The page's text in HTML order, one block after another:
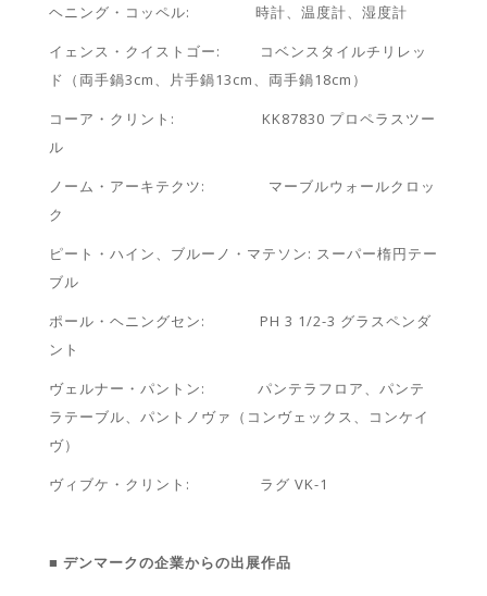
ヘニング・コッペル: 時計、温度計、湿度計
イェンス・クイストゴー: コベンスタイルチリレッ
ド（両手鍋3cm、片手鍋13cm、両手鍋18cm）
コーア・クリント: KK87830 プロペラスツー
ル
ノーム・アーキテクツ: マーブルウォールクロッ
ク
ピート・ハイン、ブルーノ・マテソン: スーパー楕円テー
ブル
ポール・ヘニングセン: PH 3 1/2-3 グラスペンダ
ント
ヴェルナー・パントン: パンテラフロア、パンテ
ラテーブル、パントノヴァ（コンヴェックス、コンケイ
ヴ）
ヴィブケ・クリント: ラグ VK-1
■ デンマークの企業からの出展作品